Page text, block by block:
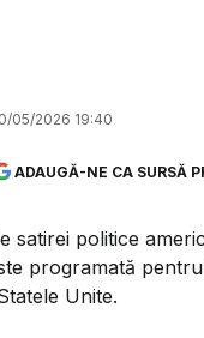
05/2026 19:40
ADAUGĂ-NE CA SURSĂ
satirei politice
programată
Unite.